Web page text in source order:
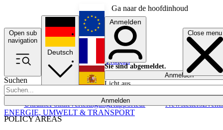
Ga naar de hoofdinhoud
Open sub
navigation
Close menu
Suchen
Anmelden
POLICY AREAS
UkrainePolitikVerteidigungRapporteur NewslettersEvents
Deutsch
English
Français
Anmelden
Sie sind abgemeldet.
Anmelden
Licht aus
ENERGIE, UMWELT & TRANSPORT